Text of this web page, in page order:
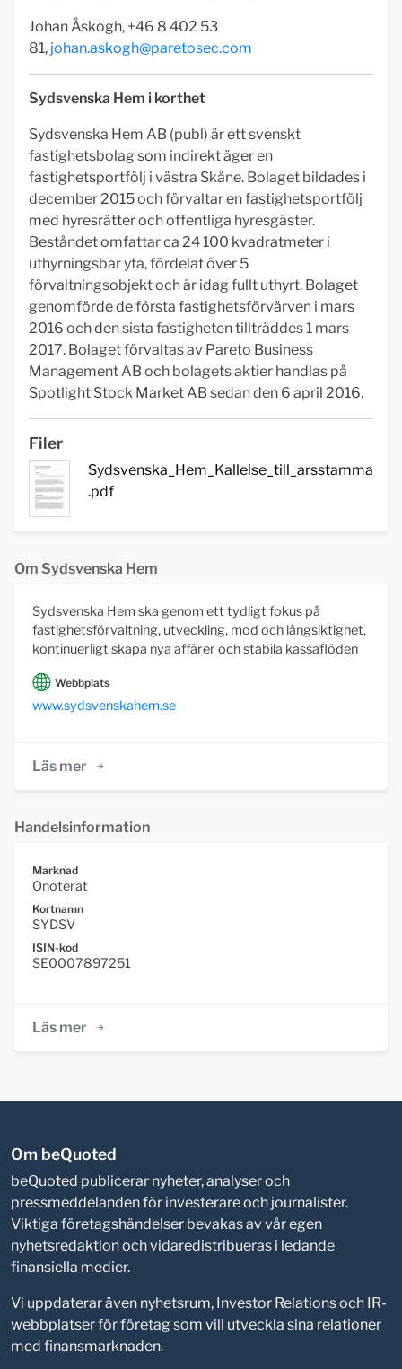
Johan Åskogh, +46 8 402 53
81, johan.askogh@paretosec.com
Sydsvenska Hem i korthet
Sydsvenska Hem AB (publ) är ett svenskt
fastighetsbolag som indirekt äger en
fastighetsportfölj i västra Skåne. Bolaget bildades i
december 2015 och förvaltar en fastighetsportfölj
med hyresrätter och offentliga hyresgäster.
Beståndet omfattar ca 24 100 kvadratmeter i
uthyrningsbar yta, fördelat över 5
förvaltningsobjekt och är idag fullt uthyrt. Bolaget
genomförde de första fastighetsförvärven i mars
2016 och den sista fastigheten tillträddes 1 mars
2017. Bolaget förvaltas av Pareto Business
Management AB och bolagets aktier handlas på
Spotlight Stock Market AB sedan den 6 april 2016.
Filer
Sydsvenska_Hem_Kallelse_till_arsstamma
.pdf
Om Sydsvenska Hem
Sydsvenska Hem ska genom ett tydligt fokus på
fastighetsförvaltning, utveckling, mod och långsiktighet,
kontinuerligt skapa nya affärer och stabila kassaflöden
Webbplats
www.sydsvenskahem.se
Läs mer
Handelsinformation
Marknad
Onoterat
Kortnamn
SYDSV
ISIN-kod
SE0007897251
Läs mer
Om beQuoted
beQuoted publicerar nyheter, analyser och
pressmeddelanden för investerare och journalister.
Viktiga företagshändelser bevakas av vår egen
nyhetsredaktion och vidaredistribueras i ledande
finansiella medier.
Vi uppdaterar även nyhetsrum, Investor Relations och IR-
webbplatser för företag som vill utveckla sina relationer
med finansmarknaden.